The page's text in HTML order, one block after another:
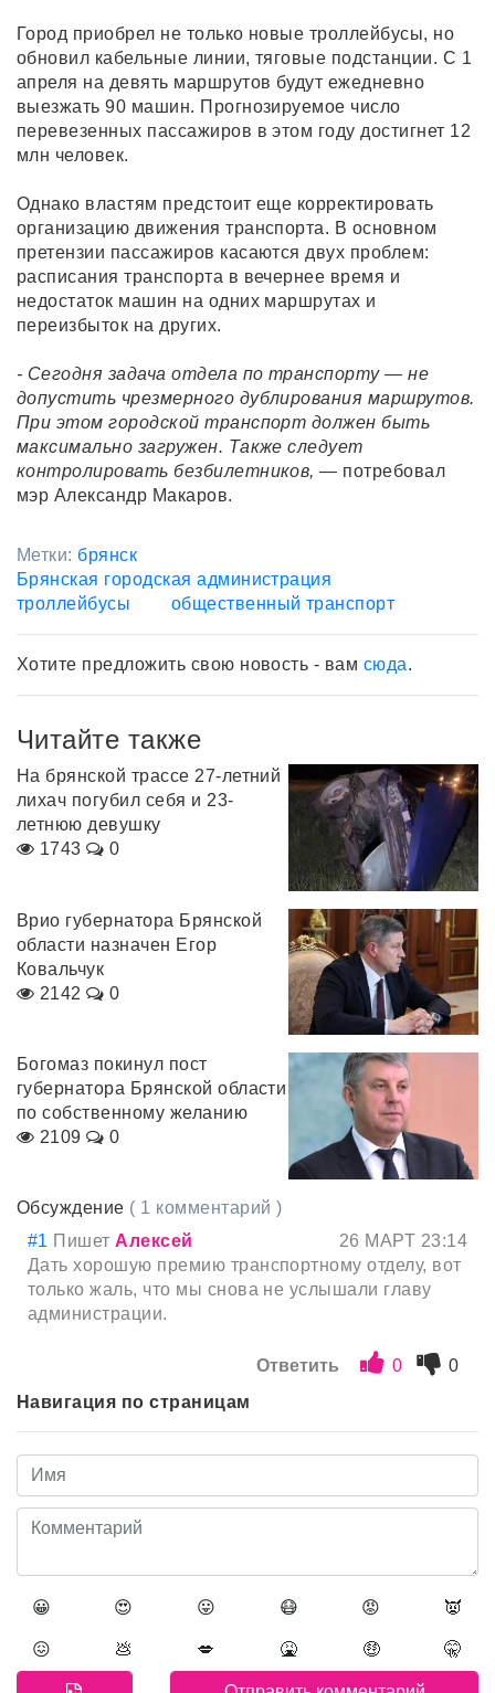
Город приобрел не только новые троллейбусы, но
обновил кабельные линии, тяговые подстанции. С 1
апреля на девять маршрутов будут ежедневно
выезжать 90 машин. Прогнозируемое число
перевезенных пассажиров в этом году достигнет 12
млн человек.
Однако властям предстоит еще корректировать
организацию движения транспорта. В основном
претензии пассажиров касаются двух проблем:
расписания транспорта в вечернее время и
недостаток машин на одних маршрутах и
переизбыток на других.
- Сегодня задача отдела по транспорту — не
допустить чрезмерного дублирования маршрутов.
При этом городской транспорт должен быть
максимально загружен. Также следует
контролировать безбилетников, — потребовал
мэр Александр Макаров.
Метки: брянск
Брянская городская администрация
троллейбусы
общественный транспорт
Хотите предложить свою новость - вам сюда.
Читайте также
На брянской трассе 27-летний
лихач погубил себя и 23-
летнюю девушку
1743
0
Врио губернатора Брянской
области назначен Егор
Ковальчук
2142
0
Богомаз покинул пост
губернатора Брянской области
по собственному желанию
2109
0
Обсуждение ( 1 комментарий )
#1 Пишет Алексей
26 МАРТ 23:14
Дать хорошую премию транспортному отделу, вот
только жаль, что мы снова не услышали главу
администрации.
Ответить 0
0
Навигация по страницам
😀 😍 😛 😷 😡 👿
😖 💩 💋 🤮 🤑 🤫